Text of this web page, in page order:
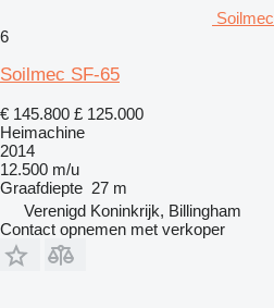
6
Soilmec SF-65
€ 145.800 £ 125.000
Heimachine
2014
12.500 m/u
Graafdiepte 27 m
Verenigd Koninkrijk, Billingham
Contact opnemen met verkoper